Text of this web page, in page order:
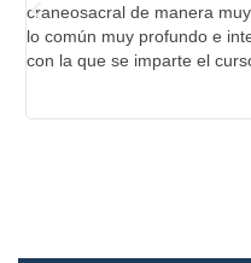
craneosacral de manera
lo común muy profundo e
con la que se imparte el